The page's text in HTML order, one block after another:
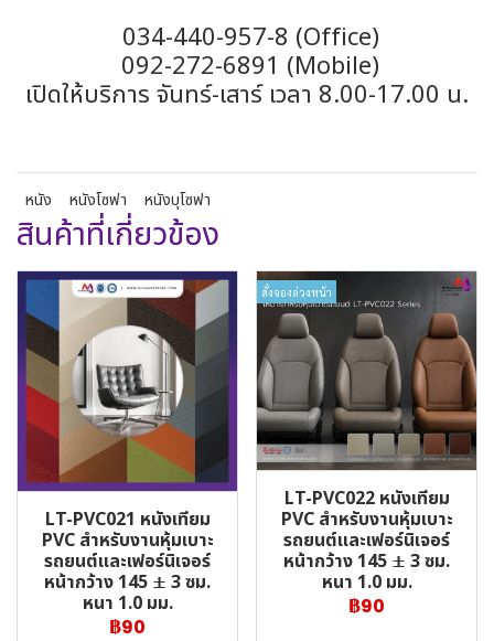
034-440-957-8 (Office)
092-272-6891 (Mobile)
เปิดให้บริการ จันทร์-เสาร์ เวลา 8.00-17.00 น.
หนัง หนังโซฟา หนังบุโซฟา
สินค้าที่เกี่ยวข้อง
LT-PVC021 หนังเทียม
PVC สำหรับงานหุ้มเบาะ
รถยนต์และเฟอร์นิเจอร์
หน้ากว้าง 145 ± 3 ซม.
หนา 1.0 มม.
฿90
สั่งจองล่วงหน้า
LT-PVC022 หนังเทียม
PVC สำหรับงานหุ้มเบาะ
รถยนต์และเฟอร์นิเจอร์
หน้ากว้าง 145 ± 3 ซม.
หนา 1.0 มม.
฿90